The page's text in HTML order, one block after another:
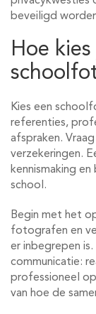
beveiligd
Hoe
Kies een
referenties,
afspraken.
verzekeringen.
kennismaking
school.
Begin met het
fotografen en
er inbegrepen
communicatie:
professioneel
van hoe de